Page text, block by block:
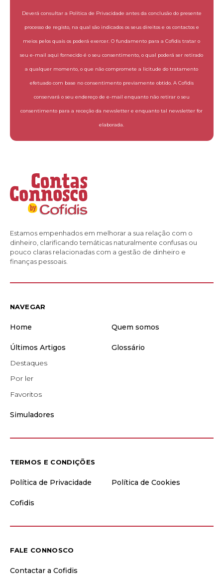
Deverá consultar a Política de Privacidade antes da conclusão do presente
processo de registo, na qual são indicados os seus direitos e os contactos e
meios pelos quais os poderá exercer. O fundamento para a Cofidis tratar o
seu e-mail aqui fornecido é o seu consentimento, o qual poderá ser retirado
a qualquer momento, o que não compromete a licitude do tratamento
efetuado com base no consentimento previamente obtido. A Cofidis
conservará o seu endereço de e-mail enquanto não retirar o seu
consentimento para a receção da newsletter e enquanto tal newsletter for
elaborada.
Estamos empenhados em melhorar a sua relação com o
dinheiro, clarificando temáticas naturalmente confusas ou
pouco claras relacionadas com a gestão de dinheiro e
finanças pessoais.
NAVEGAR
Home Quem somos
Últimos Artigos
Destaques
Por ler
Favoritos
Glossário
Simuladores
TERMOS E CONDIÇÕES
Política de Privacidade Política de Cookies
Cofidis
FALE CONNOSCO
Contactar a Cofidis